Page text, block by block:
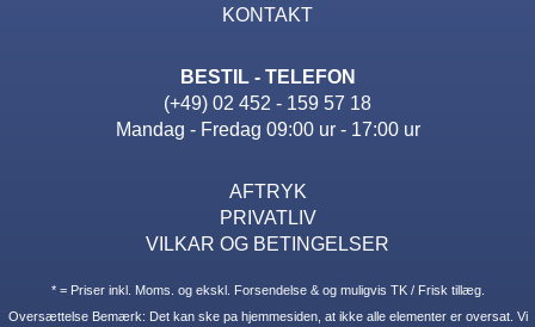
KONTAKT
BESTIL - TELEFON
(+49) 02 452 - 159 57 18
Mandag - Fredag 09:00 ur - 17:00 ur
AFTRYK
PRIVATLIV
VILKAR OG BETINGELSER
* = Priser inkl. Moms. og ekskl. Forsendelse & og muligvis TK / Frisk tillæg.
Oversættelse Bemærk: Det kan ske pa hjemmesiden, at ikke alle elementer er oversat. Vi